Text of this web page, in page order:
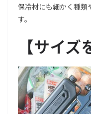
保冷材にも細かく種類
す。
【サイズ